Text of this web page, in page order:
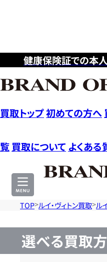
健康保険証での本
買取トップ初めての方へ
覧 買取について よくある
TOP ルイ・ヴィトン買取 ル
選べる買取